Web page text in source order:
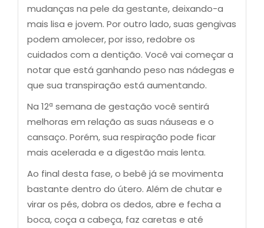
mudanças na pele da gestante, deixando-a
mais lisa e jovem. Por outro lado, suas gengivas
podem amolecer, por isso, redobre os
cuidados com a dentição. Você vai começar a
notar que está ganhando peso nas nádegas e
que sua transpiração está aumentando.
Na 12ª semana de gestação você sentirá
melhoras em relação as suas náuseas e o
cansaço. Porém, sua respiração pode ficar
mais acelerada e a digestão mais lenta.
Ao final desta fase, o bebê já se movimenta
bastante dentro do útero. Além de chutar e
virar os pés, dobra os dedos, abre e fecha a
boca, coça a cabeça, faz caretas e até